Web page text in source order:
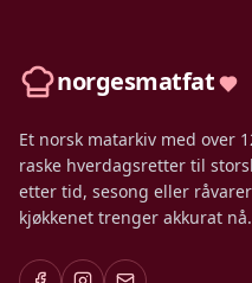
norgesmatfat
Et norsk matarkiv med over
raske hverdagsretter til
etter tid, sesong eller
kjøkkenet trenger akkurat nå.